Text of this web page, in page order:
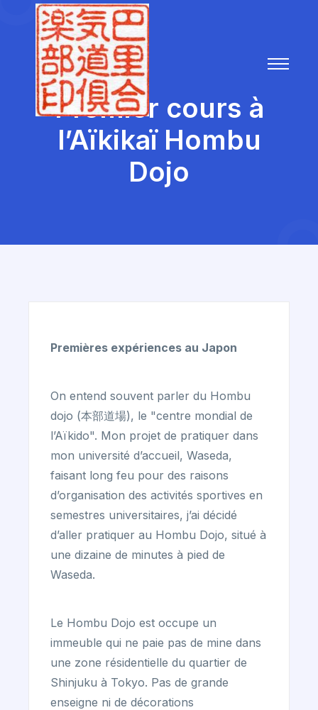
Premier cours à
l’Aïkikaï Hombu
Dojo
Premières expériences au Japon
On entend souvent parler du Hombu
dojo (本部道場), le "centre mondial de
l’Aïkido". Mon projet de pratiquer dans
mon université d’accueil, Waseda,
faisant long feu pour des raisons
d’organisation des activités sportives en
semestres universitaires, j’ai décidé
d’aller pratiquer au Hombu Dojo, situé à
une dizaine de minutes à pied de
Waseda.
Le Hombu Dojo est occupe un
immeuble qui ne paie pas de mine dans
une zone résidentielle du quartier de
Shinjuku à Tokyo. Pas de grande
enseigne ni de décorations